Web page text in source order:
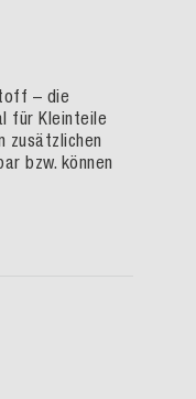
– die
für Kleinteile
zusätzlichen
bzw. können